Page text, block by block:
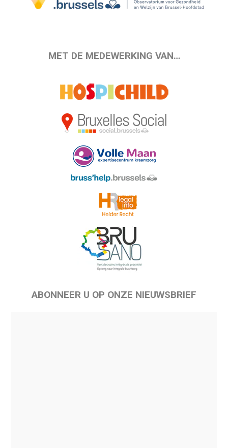
MET DE MEDEWERKING VAN…
ABONNEER U OP ONZE NIEUWSBRIEF